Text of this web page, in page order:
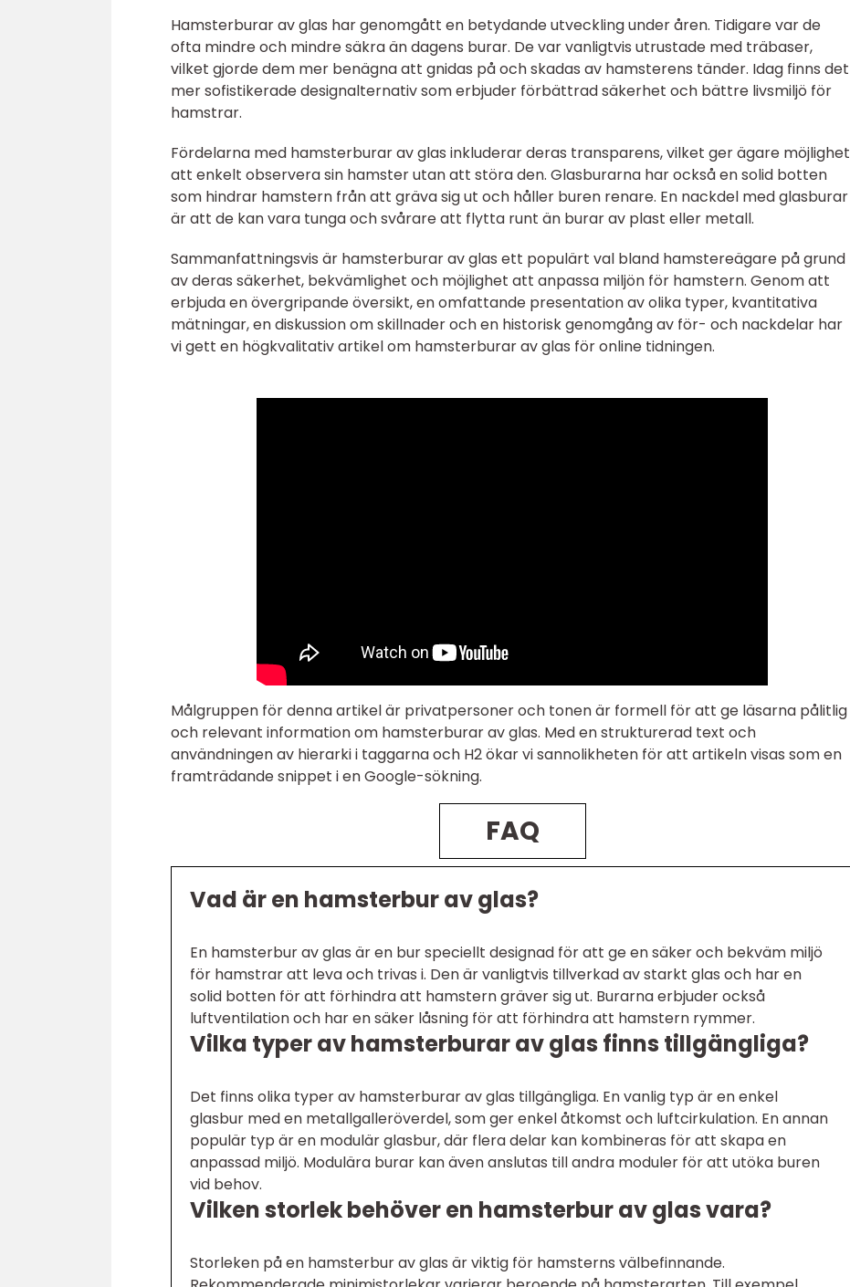
Hamsterburar av glas har genomgått en betydande utveckling under åren. Tidigare var de
ofta mindre och mindre säkra än dagens burar. De var vanligtvis utrustade med träbaser,
vilket gjorde dem mer benägna att gnidas på och skadas av hamsterens tänder. Idag finns det
mer sofistikerade designalternativ som erbjuder förbättrad säkerhet och bättre livsmiljö för
hamstrar.
Fördelarna med hamsterburar av glas inkluderar deras transparens, vilket ger ägare möjlighet
att enkelt observera sin hamster utan att störa den. Glasburarna har också en solid botten
som hindrar hamstern från att gräva sig ut och håller buren renare. En nackdel med glasburar
är att de kan vara tunga och svårare att flytta runt än burar av plast eller metall.
Sammanfattningsvis är hamsterburar av glas ett populärt val bland hamstereägare på grund
av deras säkerhet, bekvämlighet och möjlighet att anpassa miljön för hamstern. Genom att
erbjuda en övergripande översikt, en omfattande presentation av olika typer, kvantitativa
mätningar, en diskussion om skillnader och en historisk genomgång av för- och nackdelar har
vi gett en högkvalitativ artikel om hamsterburar av glas för online tidningen.
Målgruppen för denna artikel är privatpersoner och tonen är formell för att ge läsarna pålitlig
och relevant information om hamsterburar av glas. Med en strukturerad text och
användningen av hierarki i taggarna och H2 ökar vi sannolikheten för att artikeln visas som en
framträdande snippet i en Google-sökning.
FAQ
Vad är en hamsterbur av glas?
En hamsterbur av glas är en bur speciellt designad för att ge en säker och bekväm miljö
för hamstrar att leva och trivas i. Den är vanligtvis tillverkad av starkt glas och har en
solid botten för att förhindra att hamstern gräver sig ut. Burarna erbjuder också
luftventilation och har en säker låsning för att förhindra att hamstern rymmer.
Vilka typer av hamsterburar av glas finns tillgängliga?
Det finns olika typer av hamsterburar av glas tillgängliga. En vanlig typ är en enkel
glasbur med en metallgalleröverdel, som ger enkel åtkomst och luftcirkulation. En annan
populär typ är en modulär glasbur, där flera delar kan kombineras för att skapa en
anpassad miljö. Modulära burar kan även anslutas till andra moduler för att utöka buren
vid behov.
Vilken storlek behöver en hamsterbur av glas vara?
Storleken på en hamsterbur av glas är viktig för hamsterns välbefinnande.